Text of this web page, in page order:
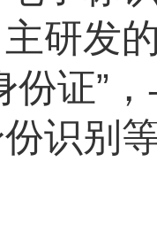
研发
份证”
识别